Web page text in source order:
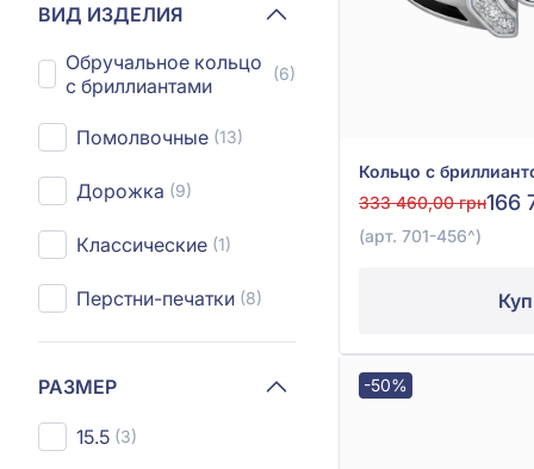
ВИД ИЗДЕЛИЯ
Обручальное кольцо
с бриллиантами
(6)
Помолвочные (13)
Дорожка (9)
Классические (1)
Перстни-печатки (8)
РАЗМЕР
15.5 (3)
333 460,00 грн166
(арт. 701-456^)
-50%